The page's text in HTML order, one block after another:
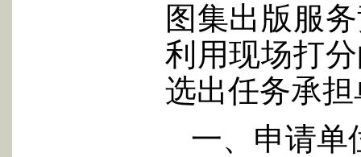
图集出版服
利用现场打
选出任务承
一、申请单